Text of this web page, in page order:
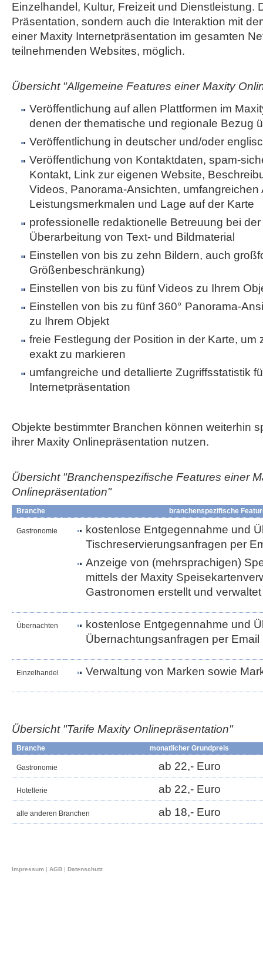
Einzelhandel, Kultur, Freizeit und Dienstleistung.
Präsentation, sondern auch die Interaktion mit
einer Maxity Internetpräsentation im gesamten
teilnehmenden Websites, möglich.
Übersicht "Allgemeine Features einer Maxity
Veröffentlichung auf allen Plattformen im
denen der thematische und regionale Bezug
Veröffentlichung in deutscher und/oder
Veröffentlichung von Kontaktdaten, spam-
Kontakt, Link zur eigenen Website,
Videos, Panorama-Ansichten, umfangreichen
Leistungsmerkmalen und Lage auf der Karte
professionelle redaktionelle Betreuung bei
Überarbeitung von Text- und Bildmaterial
Einstellen von bis zu zehn Bildern, auch
Größenbeschränkung)
Einstellen von bis zu fünf Videos zu Ihrem
Einstellen von bis zu fünf 360° Panorama-
zu Ihrem Objekt
freie Festlegung der Position in der Karte, um
exakt zu markieren
umfangreiche und detallierte Zugriffsstatistik
Internetpräsentation
Objekte bestimmter Branchen können weiterhin
ihrer Maxity Onlinepräsentation nutzen.
Übersicht "Branchenspezifische Features einer
Onlinepräsentation"
Branche branchenspezifische
Gastronomie
kostenlose Entgegennahme und
Tischreservierungsanfragen per
Anzeige von (mehrsprachigen)
mittels der Maxity
Gastronomen erstellt und
Übernachten
kostenlose Entgegennahme und
Übernachtungsanfragen per
Einzelhandel Verwaltung von Marken sowie
Übersicht "Tarife Maxity Onlinepräsentation"
Branche monatlicher Grundpreis
Gastronomie ab 22,- Euro
Hotellerie ab 22,- Euro
alle anderen Branchen ab 18,- Euro
Impressum | AGB | Datenschutz